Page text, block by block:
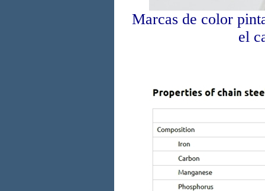
Marcas de color
el